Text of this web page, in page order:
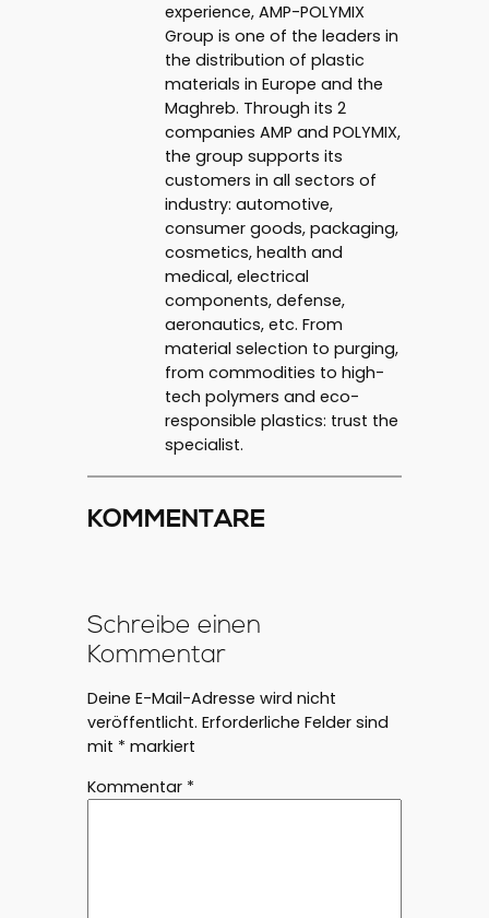
experience, AMP-POLYMIX
Group is one of the leaders in
the distribution of plastic
materials in Europe and the
Maghreb. Through its 2
companies AMP and POLYMIX,
the group supports its
customers in all sectors of
industry: automotive,
consumer goods, packaging,
cosmetics, health and
medical, electrical
components, defense,
aeronautics, etc. From
material selection to purging,
from commodities to high-
tech polymers and eco-
responsible plastics: trust the
specialist.
KOMMENTARE
Schreibe einen
Kommentar
Deine E-Mail-Adresse wird nicht
veröffentlicht. Erforderliche Felder sind
mit * markiert
Kommentar *